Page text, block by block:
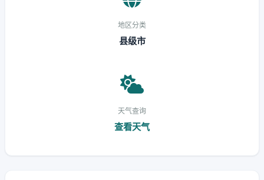
地区分类
县级市
天气查询
查看天气